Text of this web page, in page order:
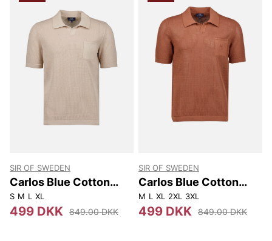
SIR OF SWEDEN
Carlos Blue Cotton
Linen Polo
S M L XL
499 DKK 849.00 DKK
SIR OF SWEDEN
Carlos Blue Cotton
Linen Polo
M L XL 2XL 3XL
499 DKK 849.00 DKK